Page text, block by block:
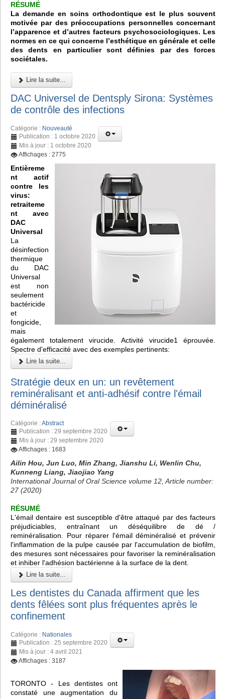
RÉSUMÉ
La demande en soins orthodontique est le plus souvent
motivée par des préoccupations personnelles concernant
l’apparence et d’autres facteurs psychosociologiques. Les
normes en ce qui concerne l’esthétique en générale et celle
des dents en particulier sont définies par des forces
sociétales.
Lire la suite...
DAC Universel de Dentsply Sirona: Systèmes
de contrôle des infections
Catégorie : Nouveauté
Publication : 1 octobre 2020
Mis à jour : 1 octobre 2020
Affichages : 2775
Entièreme
nt actif
contre les
virus:
retraiteme
nt avec
DAC
Universal
La
désinfection
thermique
du DAC
Universal
est non
seulement
bactéricide
et
fongicide,
mais
également totalement virucide. Activité virucide1 éprouvée.
Spectre d'efficacité avec des exemples pertinents:
Lire la suite...
Stratégie deux en un: un revêtement
reminéralisant et anti-adhésif contre l'émail
déminéralisé
Catégorie :Abstract
Publication : 29 septembre 2020
Mis à jour : 29 septembre 2020
Affichages : 1683
Ailin Hou, Jun Luo, Min Zhang, Jianshu Li, Wenlin Chu,
Kunneng Liang, Jiaojiao Yang
International Journal of Oral Science volume 12, Article number:
27 (2020)
RÉSUMÉ
L'émail dentaire est susceptible d'être attaqué par des facteurs
préjudiciables, entraînant un déséquilibre de dé /
reminéralisation. Pour réparer l'émail déminéralisé et prévenir
l'inflammation de la pulpe causée par l'accumulation de biofilm,
des mesures sont nécessaires pour favoriser la reminéralisation
et inhiber l'adhésion bactérienne à la surface de la dent.
Lire la suite...
Les dentistes du Canada affirment que les
dents fêlées sont plus fréquentes après le
confinement
Catégorie : Nationales
Publication : 25 septembre 2020
Mis à jour : 4 avril 2021
Affichages : 3187
TORONTO - Les dentistes ont
constaté une augmentation du